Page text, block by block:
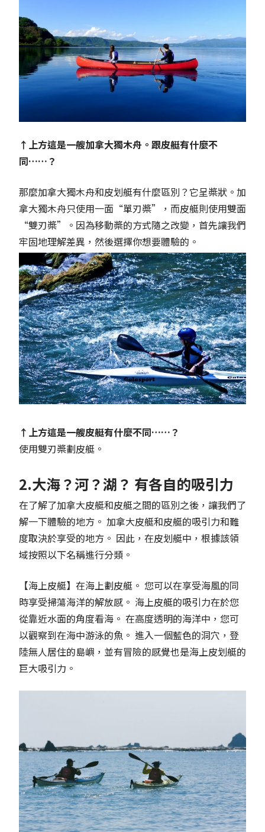
↑上方這是一艘加拿大獨木舟。跟皮艇有什麼不
同……？
那麼加拿大獨木舟和皮划艇有什麼區別？它呈槳狀。加
拿大獨木舟只使用一面“單刃槳”，而皮艇則使用雙面
“雙刃槳”。因為移動槳的方式隨之改變，首先讓我們
牢固地理解差異，然後選擇你想要體驗的。
↑上方這是一艘皮艇有什麼不同……？
使用雙刃槳劃皮艇。
2.大海？河？湖？ 有各自的吸引力
在了解了加拿大皮艇和皮艇之間的區別之後，讓我們了
解一下體驗的地方。 加拿大皮艇和皮艇的吸引力和難
度取決於享受的地方。 因此，在皮划艇中，根據該領
域按照以下名稱進行分類。
【海上皮艇】在海上劃皮艇。 您可以在享受海風的同
時享受掃蕩海洋的解放感。 海上皮艇的吸引力在於您
從靠近水面的角度看海。 在高度透明的海洋中，您可
以觀察到在海中游泳的魚。 進入一個藍色的洞穴，登
陸無人居住的島嶼，並有冒險的感覺也是海上皮划艇的
巨大吸引力。